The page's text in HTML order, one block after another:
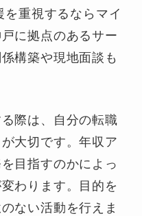
重視するならマイ
に拠点のあるサー
構築や現地面談も
際は、自分の転職
大切です。年収ア
目指すのかによっ
わります。目的を
ない活動を行えま